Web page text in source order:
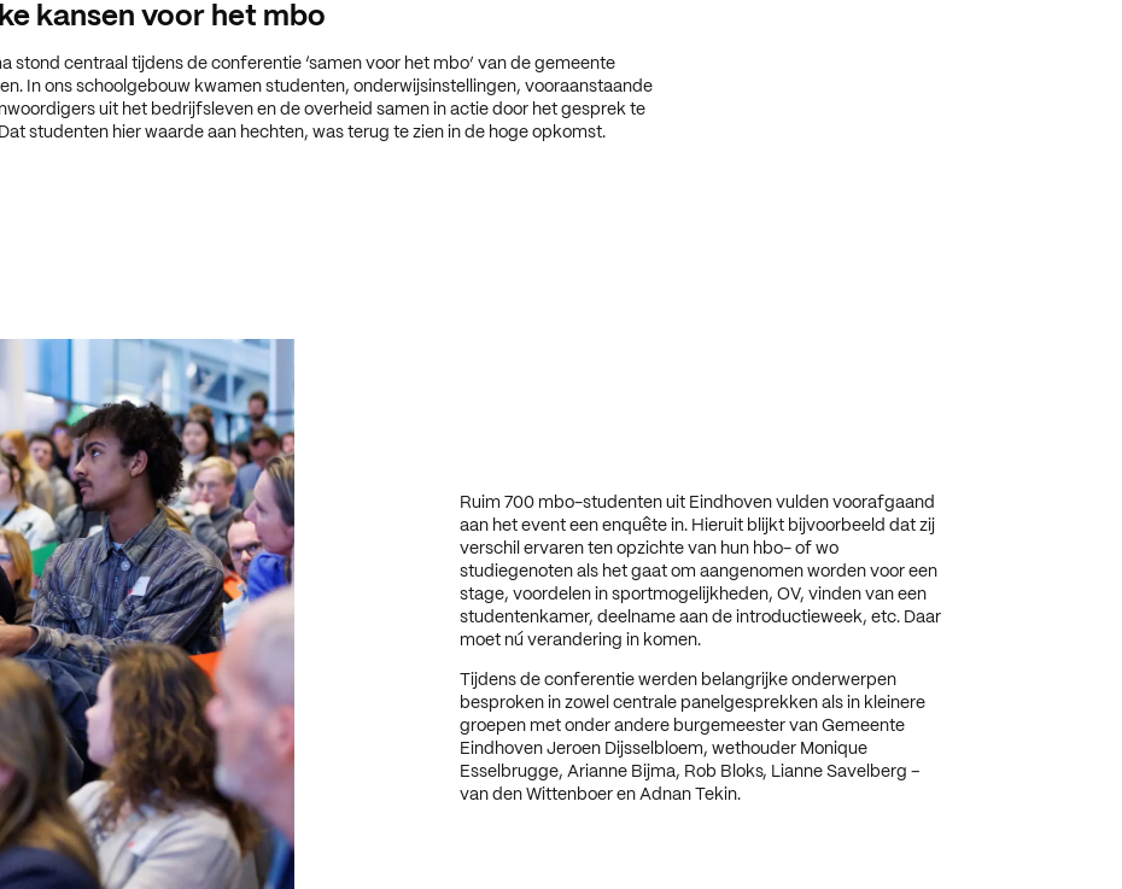
kansen voor het mbo
stond centraal tijdens de conferentie ‘samen voor het mbo’ van de gemeente
In ons schoolgebouw kwamen studenten, onderwijsinstellingen, vooraanstaande
uit het bedrijfsleven en de overheid samen in actie door het gesprek te
studenten hier waarde aan hechten, was terug te zien in de hoge opkomst.
Ruim 700 mbo-studenten uit Eindhoven vulden voorafgaand
aan het event een enquête in. Hieruit blijkt bijvoorbeeld dat zij
verschil ervaren ten opzichte van hun hbo- of wo
studiegenoten als het gaat om aangenomen worden voor een
stage, voordelen in sportmogelijkheden, OV, vinden van een
studentenkamer, deelname aan de introductieweek, etc. Daar
moet nú verandering in komen.
Tijdens de conferentie werden belangrijke onderwerpen
besproken in zowel centrale panelgesprekken als in kleinere
groepen met onder andere burgemeester van Gemeente
Eindhoven Jeroen Dijsselbloem, wethouder Monique
Esselbrugge, Arianne Bijma, Rob Bloks, Lianne Savelberg –
van den Wittenboer en Adnan Tekin.